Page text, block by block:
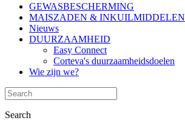
GEWASBESCHERMING
MAISZADEN & INKUILMIDDELEN
Nieuws
DUURZAAMHEID
Easy Connect
Corteva's duurzaamheidsdoelen
Wie zijn we?
Search